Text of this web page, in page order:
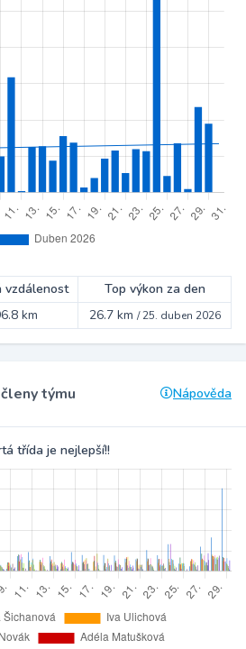
vzdálenost
Top výkon za den
km 26.7 km /25. duben 2026
týmu Nápověda
třída je nejlepší!!